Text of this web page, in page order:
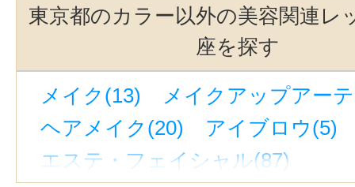
東京都のカラー以外の美容関連レ
座を探す
メイク(13)
メイクアップアー
ヘアメイク(20)
アイブロウ(5)
エステ・フェイシャル(87)